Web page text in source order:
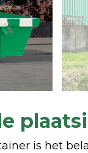
is het